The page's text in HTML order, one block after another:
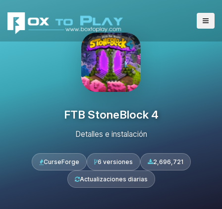
FTB StoneBlock 4
Detalles e instalación
CurseForge 6 versiones 2,696,721
Actualizaciones diarias